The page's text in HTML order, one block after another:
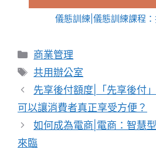
儀態訓練|儀態訓練課程
分
類
商業管理
標
籤
共用辦公室
先享後付額度|「先享後付
可以讓消費者真正享受方便？
如何成為電商|電商：智慧
來臨